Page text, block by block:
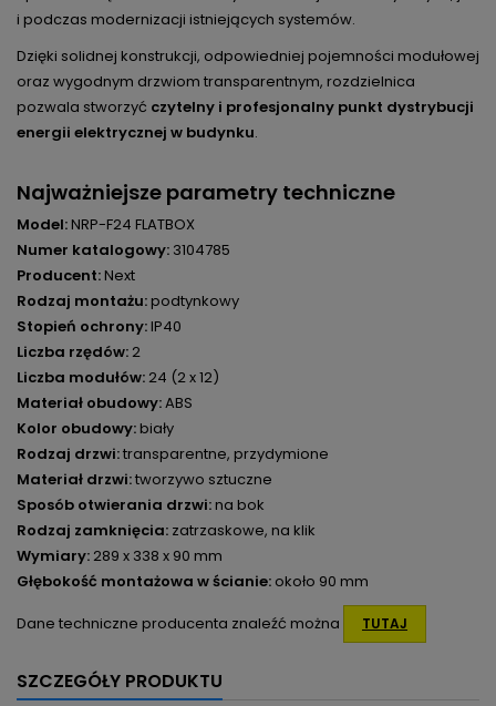
i podczas modernizacji istniejących systemów.
Dzięki solidnej konstrukcji, odpowiedniej pojemności modułowej
oraz wygodnym drzwiom transparentnym, rozdzielnica
pozwala stworzyć czytelny i profesjonalny punkt dystrybucji
energii elektrycznej w budynku.
Najważniejsze parametry techniczne
Model:NRP-F24 FLATBOX
Numer katalogowy: 3104785
Producent:Next
Rodzaj montażu:podtynkowy
Stopień ochrony:IP40
Liczba rzędów: 2
Liczba modułów: 24 (2 x 12)
Materiał obudowy:ABS
Kolor obudowy:biały
Rodzaj drzwi:transparentne, przydymione
Materiał drzwi:tworzywo sztuczne
Sposób otwierania drzwi:na bok
Rodzaj zamknięcia: zatrzaskowe, na klik
Wymiary: 289 x 338 x 90 mm
Głębokość montażowa w ścianie: około 90 mm
Dane techniczne producenta znaleźć można
TUTAJ
SZCZEGÓŁY PRODUKTU